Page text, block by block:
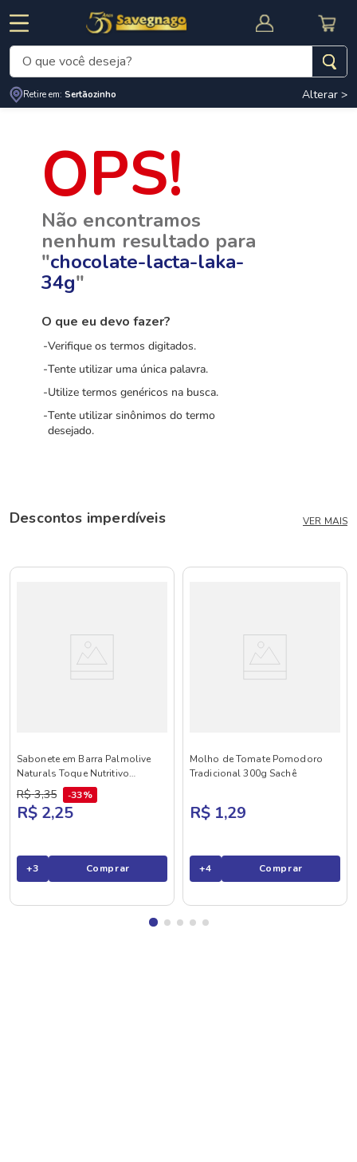
CUPOM DE DESCONTO
O que você deseja?
Retire em: Sertãozinho Alterar >
Não encontramos
nenhum resultado para
"chocolate-lacta-laka-
34g"
O que eu devo fazer?
Verifique os termos digitados.
Tente utilizar uma única palavra.
Utilize termos genéricos na busca.
Tente utilizar sinônimos do termo
desejado.
Descontos imperdíveis VER MAIS
Sabonete em Barra Palmolive
Naturals Toque Nutritivo
Framboesa e Amora 85g
R$ 3,35 33%
R$ 2,25
+3 Comprar
Molho de Tomate Pomodoro
Tradicional 300g Sachê
R$ 1,29
+4 Comprar
Termos mais buscados
cafe
cerveja
carne
arroz